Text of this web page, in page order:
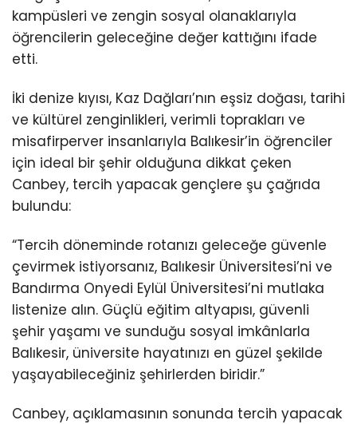
kampüsleri ve zengin sosyal olanaklarıyla
öğrencilerin geleceğine değer kattığını ifade
etti.
İki denize kıyısı, Kaz Dağları’nın eşsiz doğası, tarihi
ve kültürel zenginlikleri, verimli toprakları ve
misafirperver insanlarıyla Balıkesir’in öğrenciler
için ideal bir şehir olduğuna dikkat çeken
Canbey, tercih yapacak gençlere şu çağrıda
bulundu:
“Tercih döneminde rotanızı geleceğe güvenle
çevirmek istiyorsanız, Balıkesir Üniversitesi’ni ve
Bandırma Onyedi Eylül Üniversitesi’ni mutlaka
listenize alın. Güçlü eğitim altyapısı, güvenli
şehir yaşamı ve sunduğu sosyal imkânlarla
Balıkesir, üniversite hayatınızı en güzel şekilde
yaşayabileceğiniz şehirlerden biridir.”
Canbey, açıklamasının sonunda tercih yapacak